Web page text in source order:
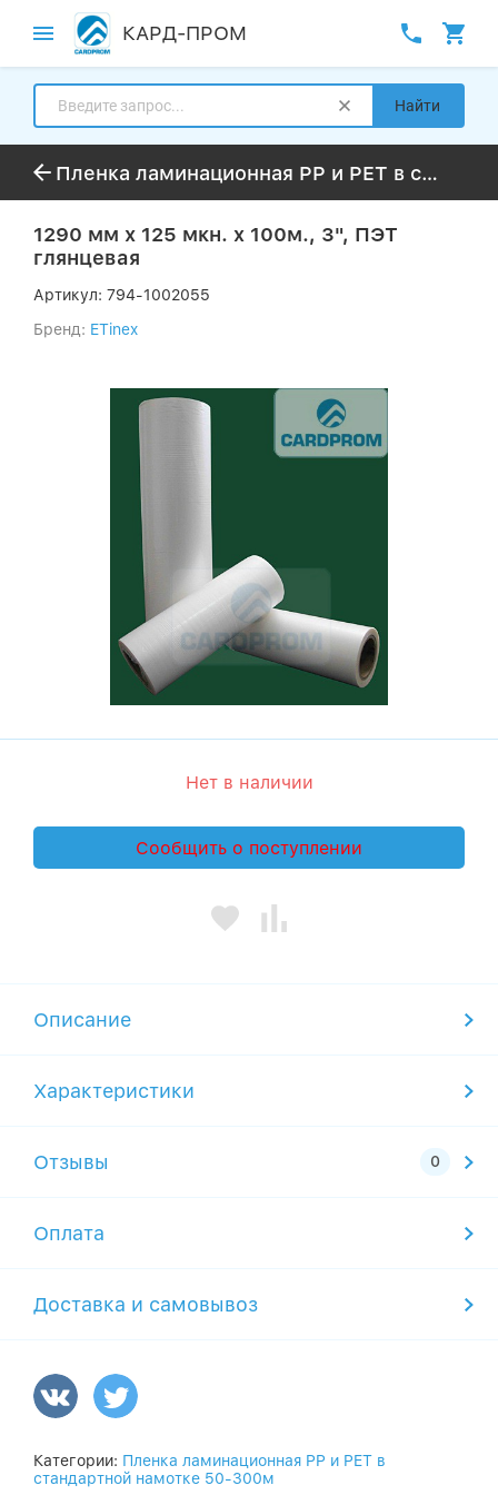
КАРД-ПРОМ
Найти
Пленка ламинационная PP и PET в стандартной намотке 50-300м
1290 мм х 125 мкн. x 100м., 3", ПЭТ
глянцевая
Артикул: 794-1002055
Бренд: ETinex
Нет в наличии
Сообщить о поступлении
Описание
Характеристики
Отзывы
Оплата
Доставка и самовывоз
Категории: Пленка ламинационная PP и PET в
стандартной намотке 50-300м